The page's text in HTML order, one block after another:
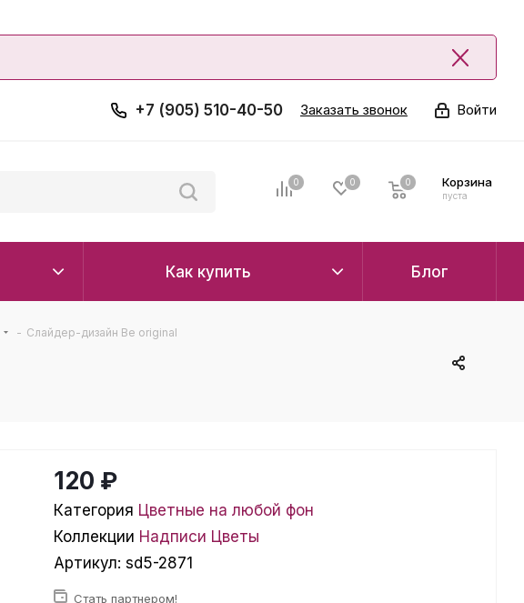
Войти
+7 (905) 510-40-50 Заказать звонок
0 0 Корзина
0
пуста
0
Как купить Блог
- Слайдер-дизайн Be original
120 ₽
Категория Цветные на любой фон
Коллекции Надписи Цветы
Артикул: sd5-2871
Стать партнером!